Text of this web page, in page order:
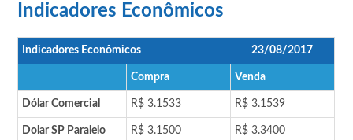
Indicadores Econômicos
Indicadores Econômicos 23/08/2017
Compra Venda
Dólar Comercial R$ 3.1533 R$ 3.1539
Dolar SP Paralelo R$ 3.1500 R$ 3.3400